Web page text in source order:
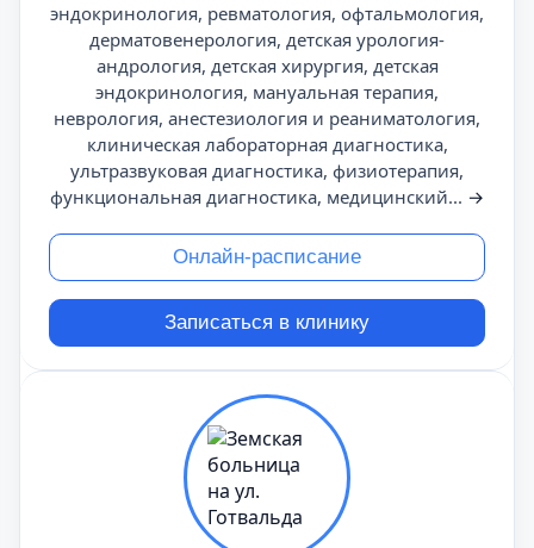
эндокринология, ревматология, офтальмология,
дерматовенерология, детская урология-
андрология, детская хирургия, детская
эндокринология, мануальная терапия,
неврология, анестезиология и реаниматология,
клиническая лабораторная диагностика,
ультразвуковая диагностика, физиотерапия,
функциональная диагностика, медицинский... →
Онлайн-расписание
Записаться в клинику